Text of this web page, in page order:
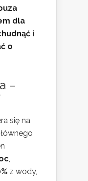
dla
i
o
–
się na
z wody,